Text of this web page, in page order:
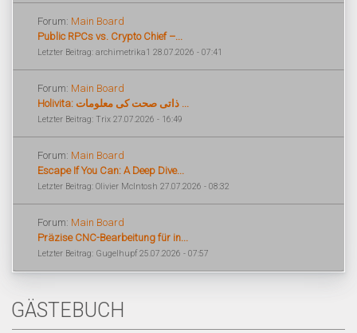
Forum: Main Board
Public RPCs vs. Crypto Chief –...
Letzter Beitrag: archimetrika1 28.07.2026 - 07:41
Forum: Main Board
Holivita: ذاتی صحت کی معلومات ...
Letzter Beitrag: Trix 27.07.2026 - 16:49
Forum: Main Board
Escape If You Can: A Deep Dive...
Letzter Beitrag: Olivier McIntosh 27.07.2026 - 08:32
Forum: Main Board
Präzise CNC-Bearbeitung für in...
Letzter Beitrag: Gugelhupf 25.07.2026 - 07:57
GÄSTEBUCH